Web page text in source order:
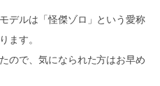
デルは「怪傑ゾロ」という愛称
ます。
ので、気になられた方はお早め